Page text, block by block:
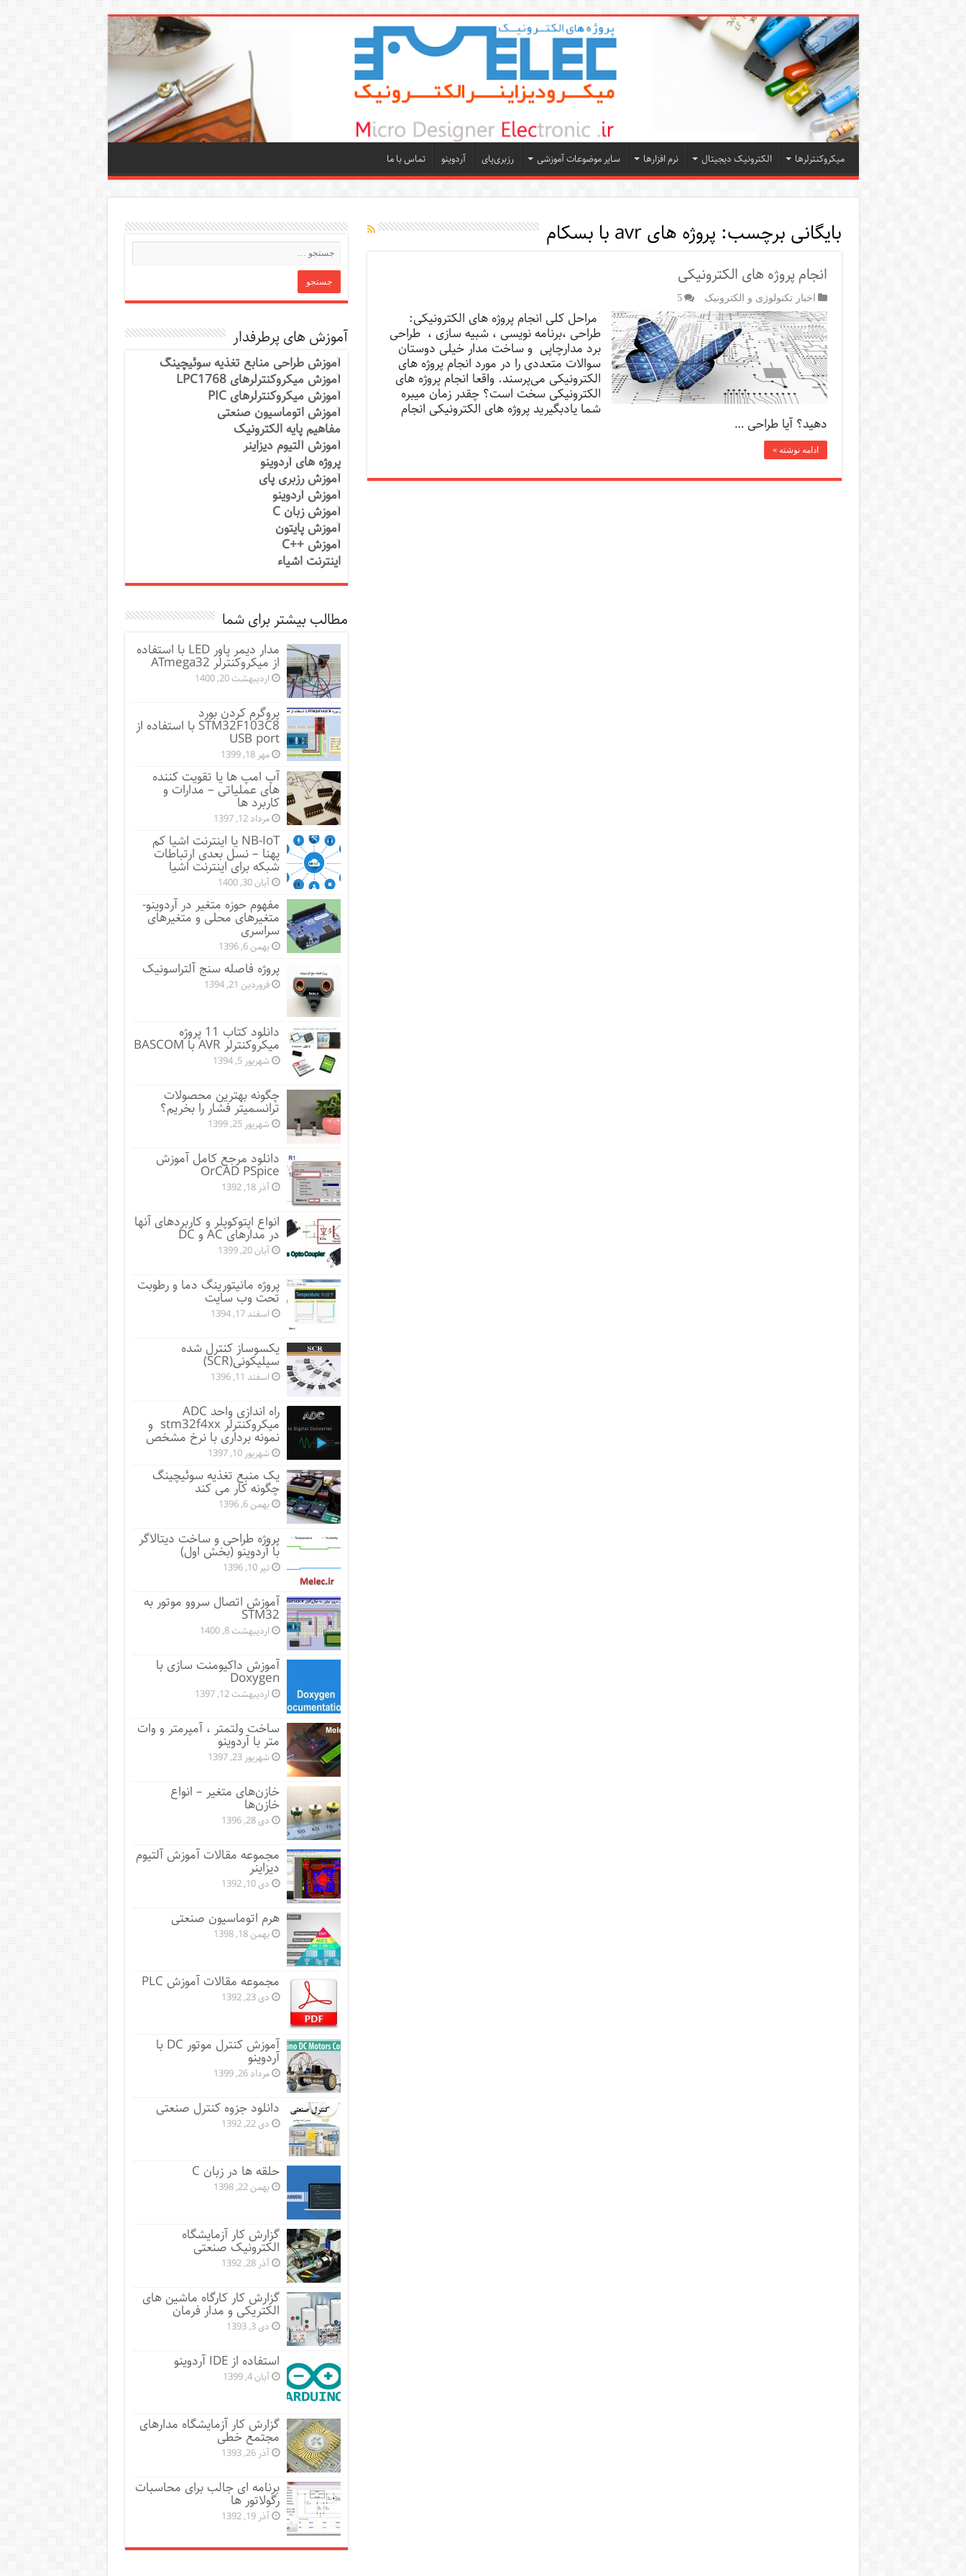
میکروکنترلرها الکترونیک دیجیتال نرم افزارها سایر موضوعات آموزشی رزبری‌پای آردوینو تماس با ما
بایگانی برچسب: پروژه های avr با بسکام
انجام پروژه های الکترونیکی
اخبار تکنولوژی و الکترونیک 5
مراحل کلی انجام پروژه های الکترونیکی:
طراحی ،برنامه نویسی ، شبیه سازی ، طراحی
برد مدارچاپی و ساخت مدار خیلی دوستان
سوالات متعددی را در مورد انجام پروژه های
الکترونیکی می‌پرسند. واقعا انجام پروژه های
الکترونیکی سخت است؟ چقدر زمان میبره
شما یادبگیرید پروژه های الکترونیکی انجام
دهید؟ آیا طراحی …
ادامه نوشته »
آموزش های پرطرفدار
آموزش طراحی منابع تغذیه سوئیچینگ
آموزش میکروکنترلرهای LPC1768
آموزش میکروکنترلرهای PIC
آموزش اتوماسیون صنعتی
مفاهیم پایه الکترونیک
آموزش آلتیوم دیزاینر
پروژه های آردوینو
آموزش رزبری پای
آموزش آردوینو
آموزش زبان C
آموزش پایتون
آموزش ++C
اینترنت اشیاء
مطالب بیشتر برای شما
مدار دیمر پاور LED با استفاده
از میکروکنترلر ATmega32
اردیبهشت 20, 1400
پروگرم کردن بورد
STM32F103C8 با استفاده از
USB port
مهر 18, 1399
آپ امپ ها یا تقویت کننده
های عملیاتی – مدارات و
کاربرد ها
مرداد 12, 1397
NB-IoT یا اینترنت اشیا کم
پهنا – نسل بعدی ارتباطات
شبکه برای اینترنت اشیا
آبان 30, 1400
مفهوم حوزه متغیر در آردوینو-
متغیرهای محلی و متغیرهای
سراسری
بهمن 6, 1396
پروژه فاصله سنج آلتراسونیک
فروردین 21, 1394
دانلود کتاب 11 پروژه
میکروکنترلر AVR با BASCOM
شهریور 5, 1394
چگونه بهترین محصولات
ترانسمیتر فشار را بخریم؟
شهریور 25, 1399
دانلود مرجع کامل آموزش
OrCAD PSpice
آذر 18, 1392
انواع اپتوکوپلر و کاربردهای آنها
در مدارهای AC و DC
آبان 20, 1399
پروژه مانيتورينگ دما و رطوبت
تحت وب سایت
اسفند 17, 1394
یکسوساز کنترل شده
سیلیکونی(SCR)
اسفند 11, 1396
راه اندازی واحد ADC
میکروکنترلر stm32f4xx و
نمونه برداری با نرخ مشخص
شهریور 10, 1397
یک منبع تغذیه سوئیچینگ
چگونه کار می کند
بهمن 6, 1396
پروژه طراحی و ساخت دیتالاگر
با آردوینو (بخش اول)
تیر 10, 1396
آموزش اتصال سروو موتور به
STM32
اردیبهشت 8, 1400
آموزش داکیومنت سازی با
Doxygen
اردیبهشت 12, 1397
ساخت ولتمتر ، آمپرمتر و وات
متر با آردوینو
شهریور 23, 1397
خازن‌های متغیر – انواع
خازن‌ها
دی 28, 1396
مجموعه مقالات آموزش آلتیوم
دیزاینر
دی 10, 1392
هرم اتوماسیون صنعتی
بهمن 18, 1398
مجموعه مقالات آموزش PLC
دی 23, 1392
آموزش کنترل موتور DC با
آردوینو
مرداد 26, 1399
دانلود جزوه کنترل صنعتی
دی 22, 1392
حلقه ها در زبان C
بهمن 22, 1398
گزارش کار آزمایشگاه
الکترونیک صنعتی
آذر 28, 1392
گزارش کار کارگاه ماشین های
الکتریکی و مدار فرمان
دی 3, 1393
استفاده از IDE آردوینو
آبان 4, 1399
گزارش کار آزمایشگاه مدارهای
مجتمع خطی
آذر 26, 1393
برنامه ای جالب برای محاسبات
رگولاتور ها
آذر 19, 1392